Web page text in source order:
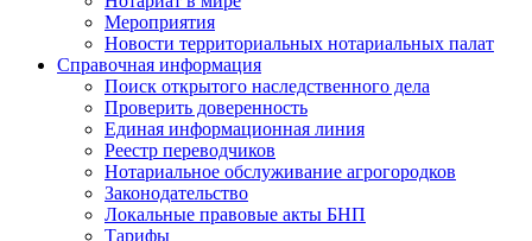
Мероприятия
Новости территориальных нотариальных палат
Справочная информация
Поиск открытого наследственного дела
Проверить доверенность
Единая информационная линия
Реестр переводчиков
Нотариальное обслуживание агрогородков
Законодательство
Локальные правовые акты БНП
Тарифы